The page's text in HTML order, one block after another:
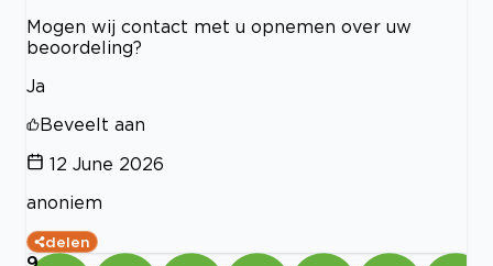
Mogen wij contact met u opnemen over uw
beoordeling?
Ja
Beveelt aan
12 June 2026
anoniem
delen